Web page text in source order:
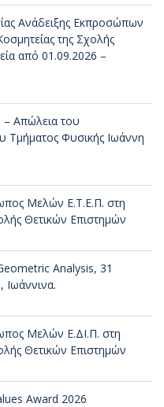
Ανάδειξης Εκπροσώπων
της Σχολής
από 01.09.2026 –
– Απώλεια του
Τμήματος Φυσικής Ιωάννη
Μελών Ε.Τ.Ε.Π. στη
Θετικών Επιστημών
Analysis, 31
Μελών Ε.ΔΙ.Π. στη
Θετικών Επιστημών
Award 2026